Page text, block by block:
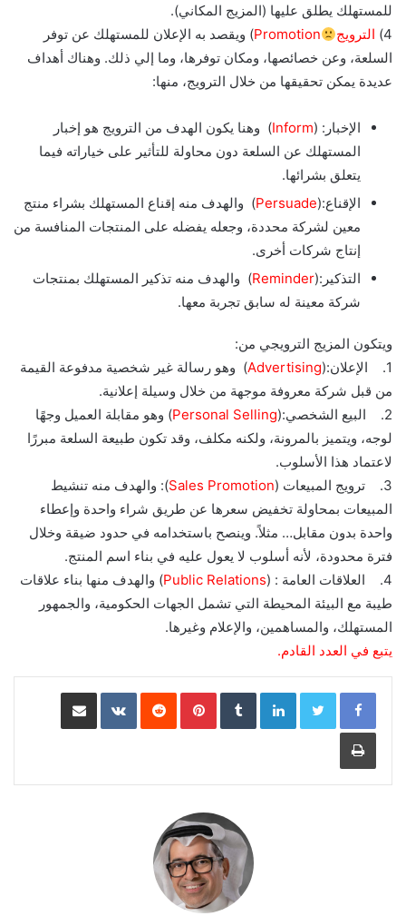
للمستهلك يطلق عليها (المزيج المكاني).
4) الترويج Promotion) ويقصد به الإعلان للمستهلك عن توفر
السلعة، وعن خصائصها، ومكان توفرها، وما إلي ذلك. وهناك أهداف
عديدة يمكن تحقيقها من خلال الترويج، منها:
الإخبار: (Inform) وهنا يكون الهدف من الترويج هو إخبار
المستهلك عن السلعة دون محاولة للتأثير على خياراته فيما
يتعلق بشرائها.
الإقناع:(Persuade) والهدف منه إقناع المستهلك بشراء منتج
معين لشركة محددة، وجعله يفضله على المنتجات المنافسة من
إنتاج شركات أخرى.
التذكير:(Reminder) والهدف منه تذكير المستهلك بمنتجات
شركة معينة له سابق تجربة معها.
ويتكون المزيج الترويجي من:
1. الإعلان:(
Advertising) وهو رسالة غير شخصية مدفوعة القيمة
من قبل شركة معروفة موجهة من خلال وسيلة إعلانية.
2. البيع الشخصي:(
Personal Selling
) وهو مقابلة العميل وجهًا
لوجه، ويتميز بالمرونة، ولكنه مكلف، وقد تكون طبيعة السلعة مبررًا
لاعتماد هذا الأسلوب.
3. ترويج المبيعات (
Sales Promotion
): والهدف منه تنشيط
المبيعات بمحاولة تخفيض سعرها عن طريق شراء واحدة وإعطاء
واحدة بدون مقابل… مثلاً. وينصح باستخدامه في حدود ضيقة وخلال
فترة محدودة، لأنه أسلوب لا يعول عليه في بناء اسم المنتج.
4. العلاقات العامة : (
Public Relations
) والهدف منها بناء علاقات
طيبة مع البيئة المحيطة التي تشمل الجهات الحكومية، والجمهور
المستهلك، والمساهمين، والإعلام وغيرها.
يتبع في العدد القادم.
LinkedIn
Pinterest مشاركة عبر البريد
طباعة